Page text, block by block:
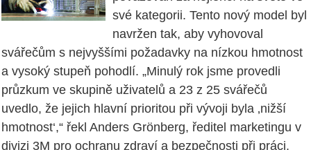
své kategorii. Tento nový model byl
navržen tak, aby vyhovoval
svářečům s nejvyššími požadavky na nízkou hmotnost
a vysoký stupeň pohodlí. „Minulý rok jsme provedli
průzkum ve skupině uživatelů a 23 z 25 svářečů
uvedlo, že jejich hlavní prioritou při vývoji byla ‚nižší
hmotnost‘,“ řekl Anders Grönberg, ředitel marketingu v
divizi 3M pro ochranu zdraví a bezpečnosti při práci.